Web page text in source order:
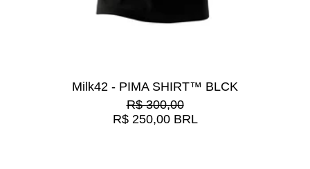
Milk42 - PIMA SHIRT™ BLCK
Preço normal
R$ 300,00
Preço promocional
R$ 250,00 BRL